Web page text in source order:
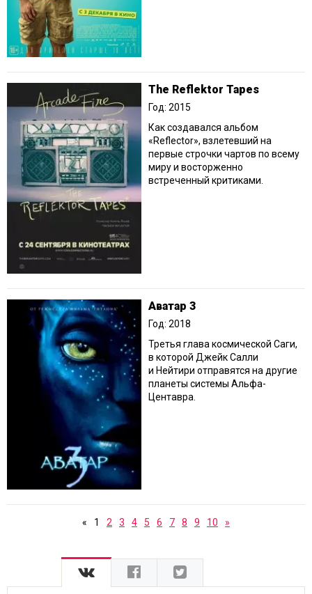
The Reflektor Tapes
Год: 2015
Как создавался альбом
«Reflector», взлетевший на
первые строчки чартов по всему
миру и восторженно
встреченный критиками.
Аватар 3
Год: 2018
Третья глава космической Саги,
в которой Джейк Салли
и Нейтири отправятся на другие
планеты системы Альфа-
Центавра.
« 1 2 3 4 5 6 7 8 9 10 »